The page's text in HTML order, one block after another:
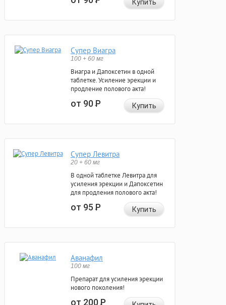
Купить
Супер Виагра
100 + 60 мг
Виагра и Дапоксетин в одной
таблетке. Усиление эрекции и
продление полового акта!
от 90Р Купить
Супер Левитра
20 + 60 мг
В одной таблетке Левитра для
усиления эрекции и Дапоксетин
для продления полового акта!
от 95Р Купить
Аванафил
100 мг
Препарат для усиления эрекции
нового поколения!
от 200Р